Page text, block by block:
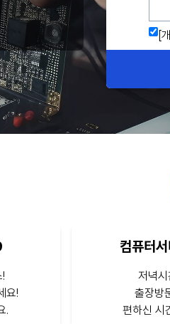
[
요!
.
컴퓨터
저녁
출장방
편하신 시